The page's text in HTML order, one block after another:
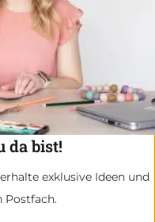
da bist!
exklusive Ideen und
Postfach.